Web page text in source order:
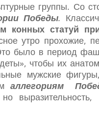
группы. Со
Победы.
конных статуй
утро прохожие,
было в период
чтобы их
мужские
аллегориям